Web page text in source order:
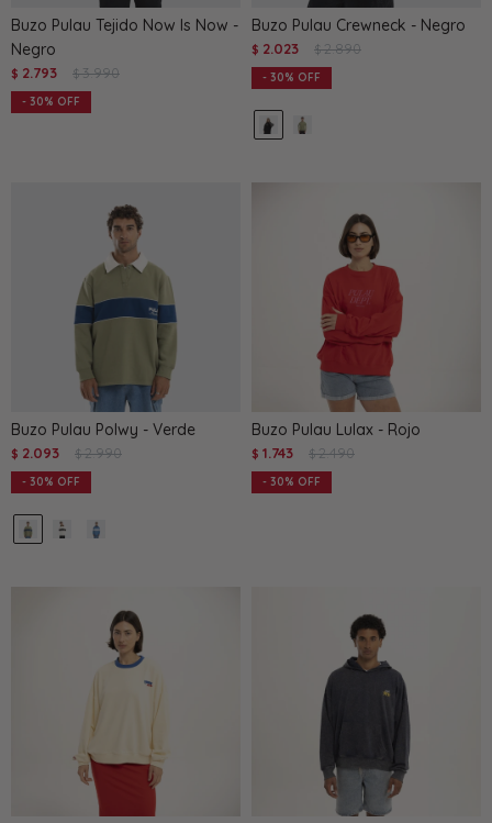
Buzo Pulau Tejido Now Is Now -
Negro
$ 2.793 $ 3.990
30
Buzo Pulau Crewneck - Negro
$ 2.023 $ 2.890
30
Buzo Pulau Polwy - Verde
$ 2.093 $ 2.990
30
Buzo Pulau Lulax - Rojo
$ 1.743 $ 2.490
30